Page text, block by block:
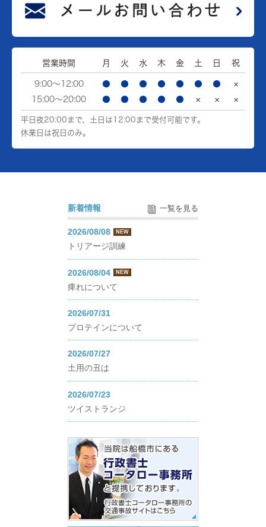
営業時間 月 火 水 木 金 土 日 祝
9:00～12:00 ● ● ● ● ● ● ●
×
15:00～20:00
● ● ● ● ● × × ×
平日夜20:00まで、土日は12:00まで受付可能です。
休業日は祝日のみ。
新着情報 一覧を見る
2026/08/08 NEW
トリアージ訓練
2026/08/04 NEW
痺れについて
2026/07/31
プロテインについて
2026/07/27
土用の丑は
2026/07/23
ツイストランジ